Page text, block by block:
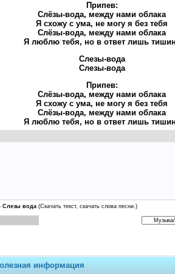
Припев:
Слёзы-вода, между нами облака
Я схожу с ума, не могу я без тебя
Слёзы-вода, между нами облака
Я люблю тебя, но в ответ лишь
Слезы-вода
Слезы-вода
Припев:
Слёзы-вода, между нами облака
Я схожу с ума, не могу я без тебя
Слёзы-вода, между нами облака
Я люблю тебя, но в ответ лишь
Слезы вода (Скачать текст, скачать слова песни.)
информация